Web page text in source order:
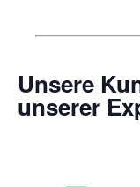
Unsere
unserer